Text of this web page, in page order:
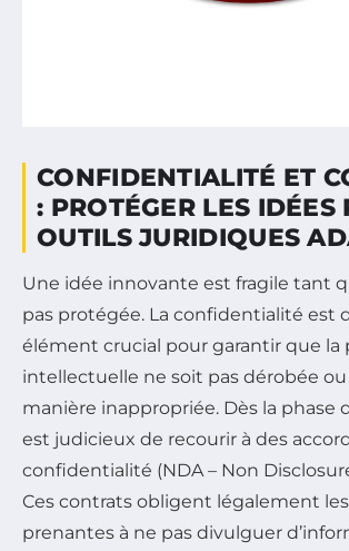
CONFIDENTIALITÉ ET
: PROTÉGER LES IDÉES
OUTILS JURIDIQUES
Une idée innovante est fragile tant
pas protégée. La confidentialité est
élément crucial pour garantir que la
intellectuelle ne soit pas dérobée
manière inappropriée. Dès la phase
est judicieux de recourir à des
confidentialité (NDA – Non
Ces contrats obligent légalement
prenantes à ne pas divulguer